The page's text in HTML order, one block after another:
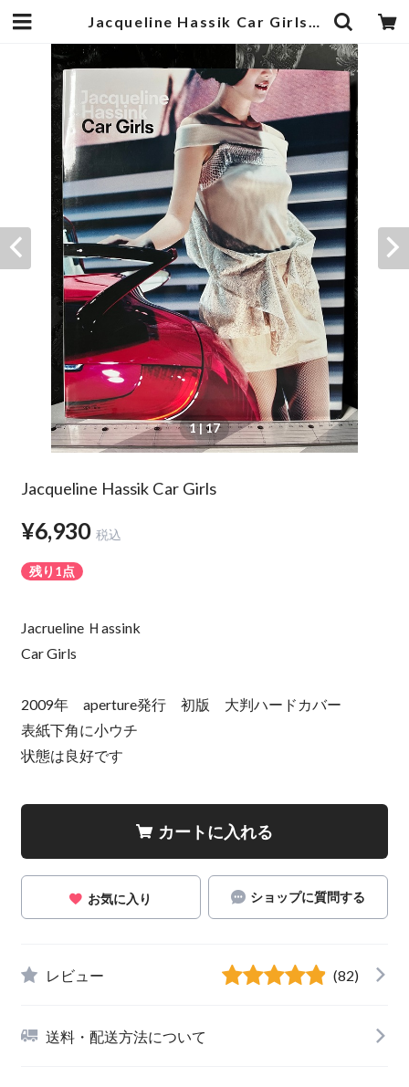
Jacqueline Hassik Car Girls | zbooks
1| 17
Jacqueline Hassik Car Girls
¥6,930 税込
残り1点
Jacrueline Ｈassink
Car Girls
2009年 aperture発行 初版 大判ハードカバー
表紙下角に小ウチ
状態は良好です
カートに入れる
お気に入り ショップに質問する
レビュー (82)
送料・配送方法について